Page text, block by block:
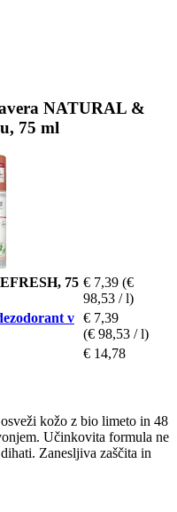
NATURAL &
75 ml
75 € 7,39 (€
98,53 / l)
v € 7,39
(€ 98,53 / l)
€ 14,78
kožo z bio limeto in 48
Učinkovita formula ne
Zanesljiva zaščita in